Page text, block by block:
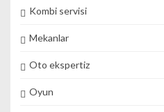
Kombi servisi
Mekanlar
Oto ekspertiz
Oyun